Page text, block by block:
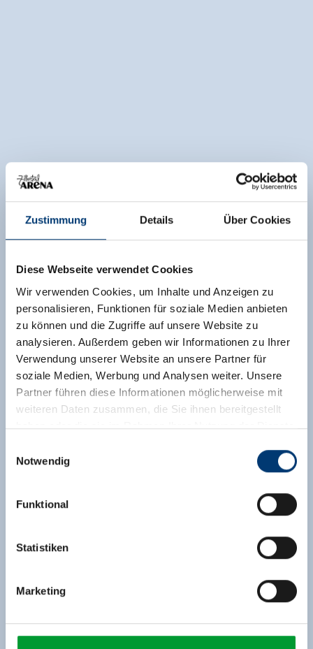
Zustimmung Details Über Cookies
Diese Webseite verwendet Cookies
Wir verwenden Cookies, um Inhalte und Anzeigen zu
personalisieren, Funktionen für soziale Medien anbieten
zu können und die Zugriffe auf unsere Website zu
analysieren. Außerdem geben wir Informationen zu Ihrer
Verwendung unserer Website an unsere Partner für
soziale Medien, Werbung und Analysen weiter. Unsere
Partner führen diese Informationen möglicherweise mit
weiteren Daten zusammen, die Sie ihnen bereitgestellt
haben oder die sie im Rahmen Ihrer Nutzung der Dienste
Rohr 23// A-6280 Zell am Ziller
www.zillertalarena.com
Notwendig
Funktional
Statistiken
Marketing